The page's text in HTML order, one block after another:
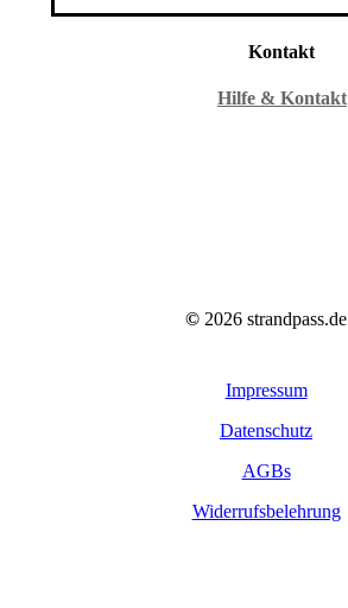
Kontakt
Hilfe & Kontakt
© 2026 strandpass.de
Impressum
Datenschutz
AGBs
Widerrufsbelehrung